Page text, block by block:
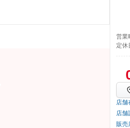
営業
定休
店舗
店舗
販売